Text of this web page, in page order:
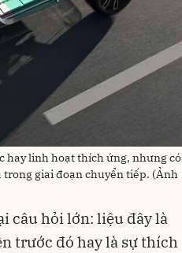
hay linh hoạt thích ứng, nhưng có
giai đoạn chuyển tiếp. (Ảnh
câu hỏi lớn: liệu đây là
trước đó hay là sự thích